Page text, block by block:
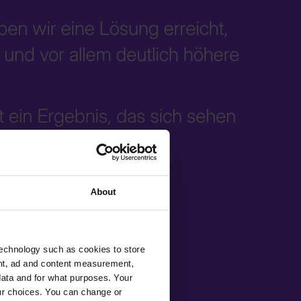
About
such as cookies to store
ad and content measurement,
and for what purposes. Your
choices. You can change or
wir eine Lösung erreicht,
vor allem deutlich höhere
Ergebnis, das sich sehen